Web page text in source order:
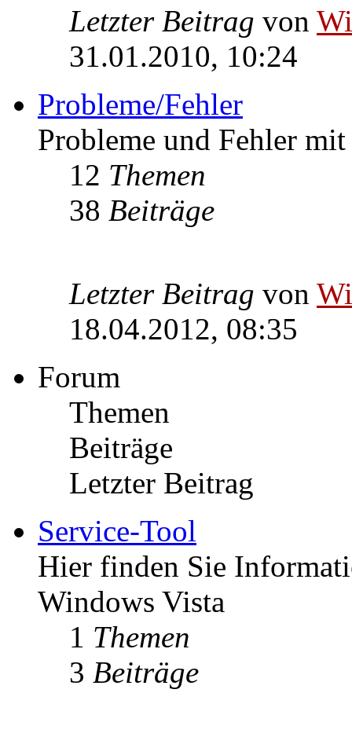
Letzter Beitrag von
31.01.2010, 10:24
Probleme/Fehler
Probleme und Fehler
12 Themen
38 Beiträge
Letzter Beitrag von
18.04.2012, 08:35
Forum
Themen
Beiträge
Letzter Beitrag
Service-Tool
Hier finden Sie
Windows Vista
1 Themen
3 Beiträge